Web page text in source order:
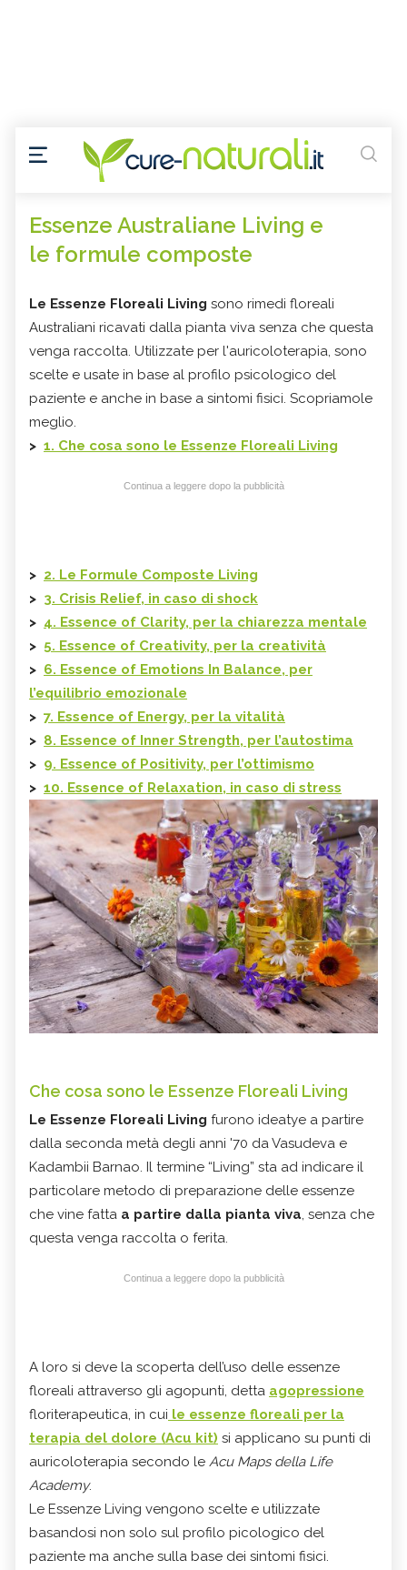
Essenze Australiane Living e
le formule composte
Le Essenze Floreali Living sono rimedi floreali
Australiani ricavati dalla pianta viva senza che questa
venga raccolta. Utilizzate per l'auricoloterapia, sono
scelte e usate in base al profilo psicologico del
paziente e anche in base a sintomi fisici. Scopriamole
meglio.
> 1. Che cosa sono le Essenze Floreali Living
Continua a leggere dopo la pubblicità
> 2. Le Formule Composte Living
> 3. Crisis Relief, in caso di shock
> 4. Essence of Clarity, per la chiarezza mentale
> 5. Essence of Creativity, per la creatività
> 6. Essence of Emotions In Balance, per
l’equilibrio emozionale
> 7. Essence of Energy, per la vitalità
> 8. Essence of Inner Strength, per l’autostima
> 9. Essence of Positivity, per l’ottimismo
> 10. Essence of Relaxation, in caso di stress
Che cosa sono le Essenze Floreali Living
Le Essenze Floreali Living furono ideatye a partire
dalla seconda metà degli anni '70 da Vasudeva e
Kadambii Barnao. Il termine “Living” sta ad indicare il
particolare metodo di preparazione delle essenze
che vine fatta a partire dalla pianta viva, senza che
questa venga raccolta o ferita.
Continua a leggere dopo la pubblicità
A loro si deve la scoperta dell’uso delle essenze
floreali attraverso gli agopunti, detta agopressione
floriterapeutica, in cui le essenze floreali per la
terapia del dolore (Acu kit) si applicano su punti di
auricoloterapia secondo le Acu Maps della Life
Academy.
Le Essenze Living vengono scelte e utilizzate
basandosi non solo sul profilo picologico del
paziente ma anche sulla base dei sintomi fisici.